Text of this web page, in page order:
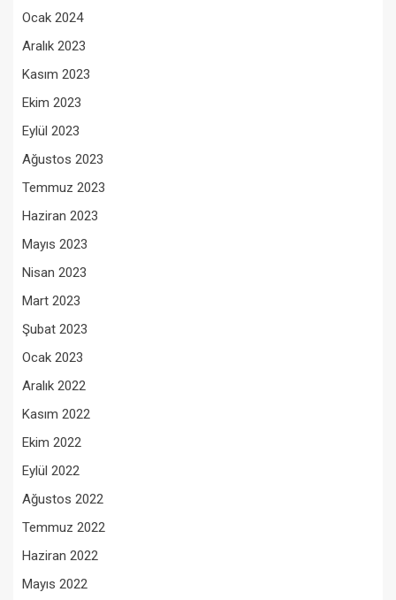
Ocak 2024
Aralık 2023
Kasım 2023
Ekim 2023
Eylül 2023
Ağustos 2023
Temmuz 2023
Haziran 2023
Mayıs 2023
Nisan 2023
Mart 2023
Şubat 2023
Ocak 2023
Aralık 2022
Kasım 2022
Ekim 2022
Eylül 2022
Ağustos 2022
Temmuz 2022
Haziran 2022
Mayıs 2022